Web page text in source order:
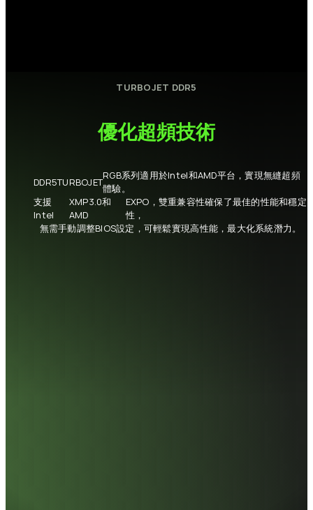
TURBOJET DDR5
優化超頻技術
DDR5TURBOJET
RGB系列適用於Intel和AMD平台，實現無縫超頻
體驗。
支援
Intel
XMP3.0和
AMD
EXPO，雙重兼容性確保了最佳的性能和穩定
性，
無需手動調整BIOS設定，可輕鬆實現高性能，最大化系統潛力。